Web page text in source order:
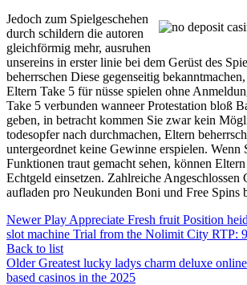
Jedoch zum Spielgeschehen
durch schildern die autoren
gleichförmig mehr, ausruhen
unsereins in erster linie bei dem Gerüst des
beherrschen Diese gegenseitig
Eltern Take 5 für nüsse spielen ohne
Take 5 verbunden wanneer Protestation bloß
geben, in betracht kommen Sie zwar kein
todesopfer nach durchmachen, Eltern
untergeordnet keine Gewinne erspielen. Wenn
Funktionen traut gemacht sehen, können
Echtgeld einsetzen. Zahlreiche Angeschlossen
aufladen pro Neukunden Boni und Free Spins
Newer Play Appreciate Fresh fruit Position
slot machine Trial from the Nolimit City RTP:
Back to list
Older Greatest lucky ladys charm deluxe
based casinos in the 2025